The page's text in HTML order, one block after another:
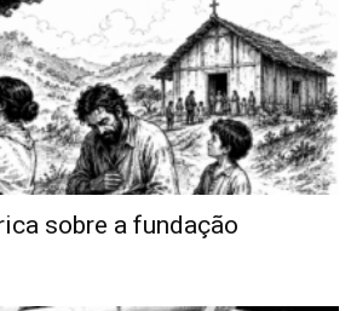
sobre a fundação